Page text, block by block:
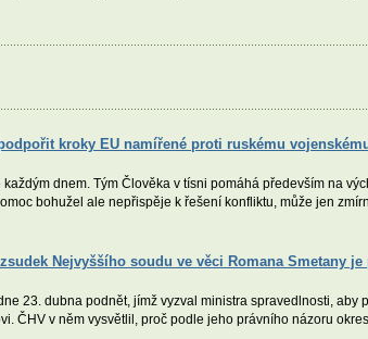
kroky EU namířené proti ruskému
dnem. Tým Člověka v tísni pomáhá především na
bohužel ale nepřispěje k řešení konfliktu, může jen
Nejvyššího soudu ve věci Romana Smetany
23. dubna podnět, jímž vyzval ministra spravedlnosti,
ČHV v něm vysvětlil, proč podle jeho právního názoru